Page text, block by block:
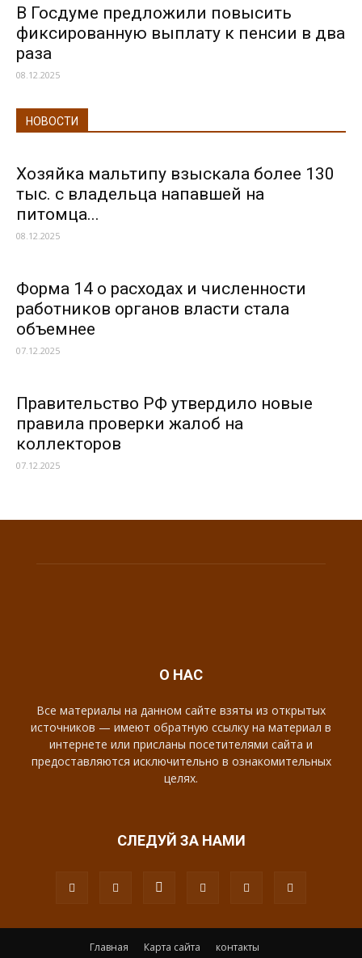
В Госдуме предложили повысить
фиксированную выплату к пенсии в два
раза
08.12.2025
НОВОСТИ
Хозяйка мальтипу взыскала более 130
тыс. с владельца напавшей на
питомца...
08.12.2025
Форма 14 о расходах и численности
работников органов власти стала
объемнее
07.12.2025
Правительство РФ утвердило новые
правила проверки жалоб на
коллекторов
07.12.2025
О НАС
Все материалы на данном сайте взяты из открытых
источников — имеют обратную ссылку на материал в
интернете или присланы посетителями сайта и
предоставляются исключительно в ознакомительных
целях.
СЛЕДУЙ ЗА НАМИ
Главная Карта сайта контакты